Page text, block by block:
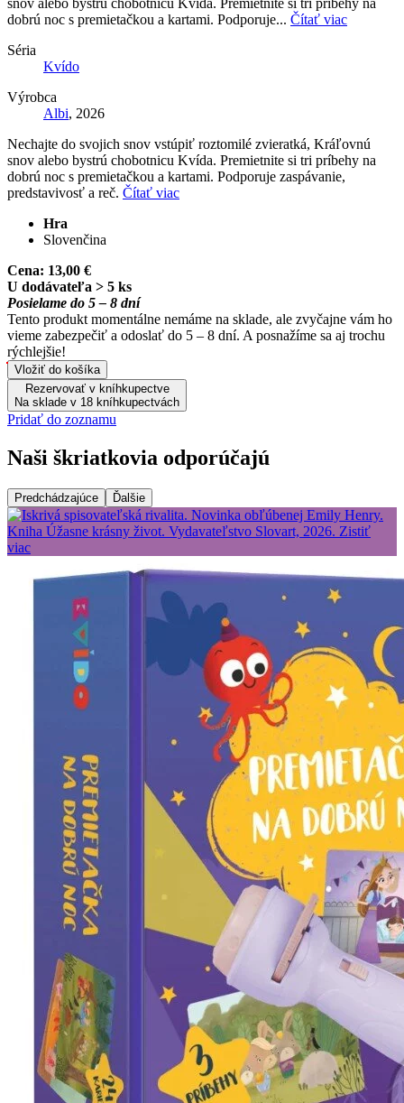
dobrú noc s premietačkou a kartami. Podporuje... Čítať viac
Séria
Kvído
Výrobca
Albi, 2026
Nechajte do svojich snov vstúpiť roztomilé zvieratká, Kráľovnú
snov alebo bystrú chobotnicu Kvída. Premietnite si tri príbehy na
dobrú noc s premietačkou a kartami. Podporuje zaspávanie,
predstavivosť a reč. Čítať viac
Hra
Slovenčina
Cena: 13,00 €
U dodávateľa > 5 ks
Posielame do 5 – 8 dní
Tento produkt momentálne nemáme na sklade, ale zvyčajne vám ho
vieme zabezpečiť a odoslať do 5 – 8 dní. A posnažíme sa aj trochu
rýchlejšie!
Vložiť do košíka
Rezervovať v kníhkupectve
Na sklade v 18 kníhkupectvách
Pridať do zoznamu
Naši škriatkovia odporúčajú
Predchádzajúce Ďalšie